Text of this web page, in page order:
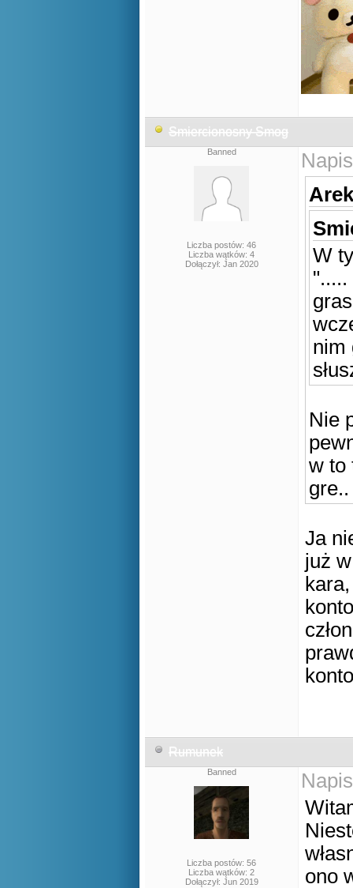
Smiercionosny Smog
Banned
Liczba postów: 46
Liczba wątków: 4
Dołączył: Jan 2020
W
".....
nim
Nie
w to
gre..
Ja
już
Rumunek
Banned
Liczba postów: 56
Liczba wątków: 2
Dołączył: Jun 2019
ono